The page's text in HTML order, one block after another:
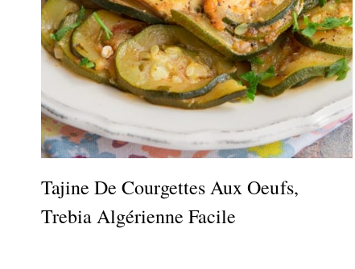
Tajine De Courgettes Aux Oeufs,
Trebia Algérienne Facile